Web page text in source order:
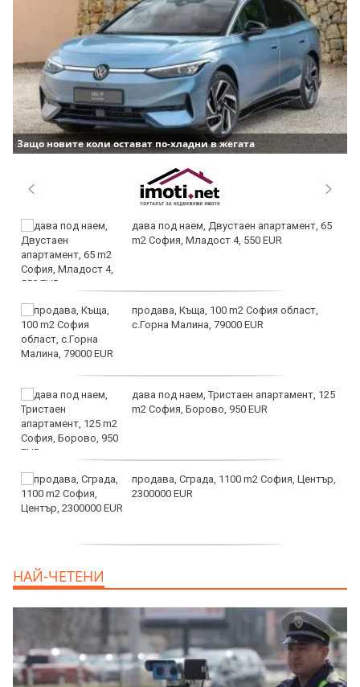
Защо новите коли остават по-хладни в жегата
дава под наем, Двустаен апартамент, 65
m2 София, Младост 4, 550 EUR
продава, Къща, 100 m2 София област,
с.Горна Малина, 79000 EUR
дава под наем, Тристаен апартамент, 125
m2 София, Борово, 950 EUR
продава, Сграда, 1100 m2 София, Център,
2300000 EUR
НАЙ-ЧЕТЕНИ